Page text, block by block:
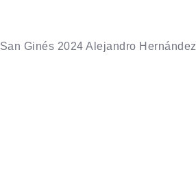
Ginés 2024 Alejandro Hernández